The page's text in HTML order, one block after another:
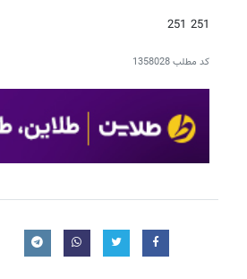
251 251
کد مطلب1358028